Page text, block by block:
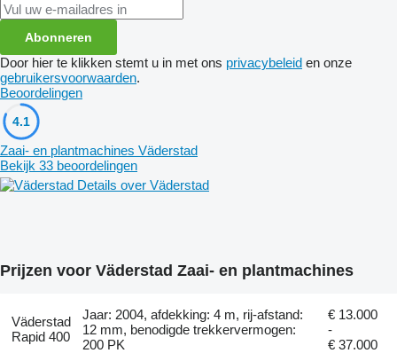
Abonneren
Door hier te klikken stemt u in met ons privacybeleid en onze
gebruikersvoorwaarden.
Beoordelingen
4.1
Zaai- en plantmachines Väderstad
Bekijk 33 beoordelingen
Details over Väderstad
Prijzen voor Väderstad Zaai- en plantmachines
Väderstad
Rapid 400
Jaar: 2004, afdekking: 4 m, rij-afstand:
12 mm, benodigde trekkervermogen:
200 PK
€ 13.000
-
€ 37.000